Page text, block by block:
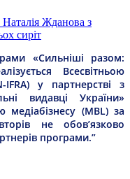
Жданова з
сиріт
«Сильніші разом:
Всесвітньою
IFRA) у партнерстві з
видавці України»
(MBL) за
не обов’язково
програми.”